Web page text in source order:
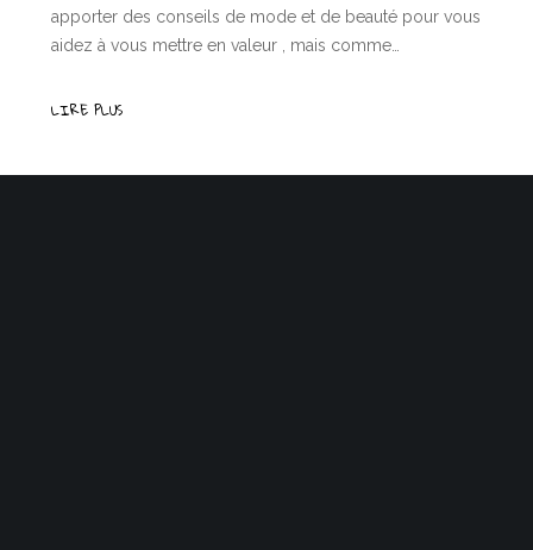
apporter des conseils de mode et de beauté pour vous
aidez à vous mettre en valeur , mais comme…
LIRE PLUS